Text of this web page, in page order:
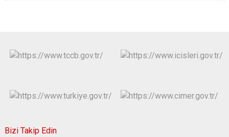
Bizi Takip Edin